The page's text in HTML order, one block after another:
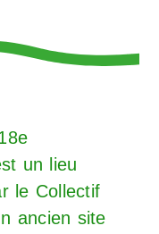
un lieu
le Collectif
ancien site